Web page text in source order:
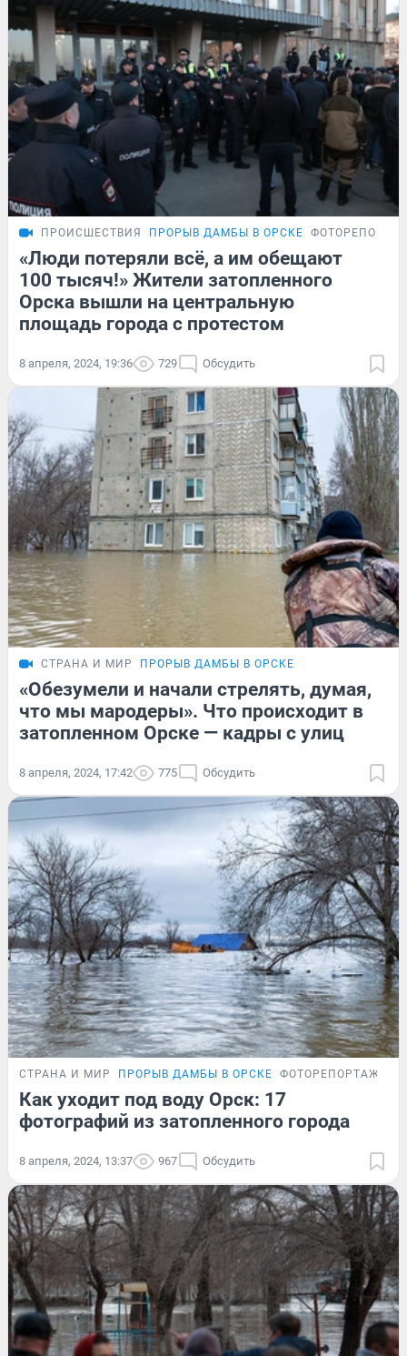
ПРОИСШЕСТВИЯ ПРОРЫВ ДАМБЫ В ОРСКЕ
«Люди потеряли всё, а им обещают
100 тысяч!» Жители затопленного
Орска вышли на центральную
площадь города с протестом
8 апреля, 2024, 19:36 729 Обсудить
СТРАНА И МИР ПРОРЫВ ДАМБЫ В ОРСКЕ
«Обезумели и начали стрелять, думая,
что мы мародеры». Что происходит в
затопленном Орске — кадры с улиц
8 апреля, 2024, 17:42 775 Обсудить
СТРАНА И МИР ПРОРЫВ ДАМБЫ В ОРСКЕ ФОТОРЕПОРТАЖ
Как уходит под воду Орск: 17
фотографий из затопленного города
8 апреля, 2024, 13:37 967 Обсудить